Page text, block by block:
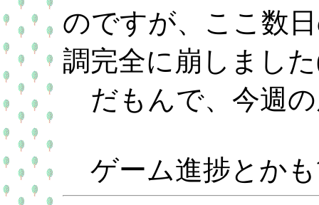
のですが、ここ数
調完全に崩しまし
だもんで、今週
ゲーム進捗とか